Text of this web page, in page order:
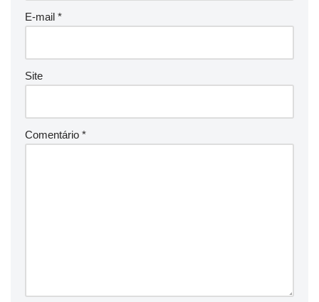
E-mail *
Site
Comentário *